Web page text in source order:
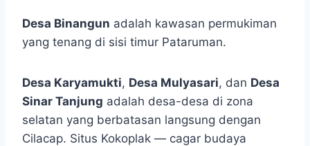
Desa Binangun adalah kawasan permukiman
yang tenang di sisi timur Pataruman.
Desa Karyamukti, Desa Mulyasari, dan Desa
Sinar Tanjung adalah desa-desa di zona
selatan yang berbatasan langsung dengan
Cilacap. Situs Kokoplak — cagar budaya